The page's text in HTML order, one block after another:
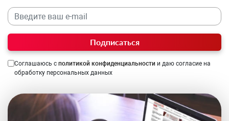
Подписаться
Соглашаюсь с политикой конфиденциальности и даю согласие на
обработку персональных данных